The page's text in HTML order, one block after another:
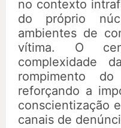
no contexto
do próprio
ambientes de
vítima. O
complexidade
rompimento
reforçando a
conscientização
canais de